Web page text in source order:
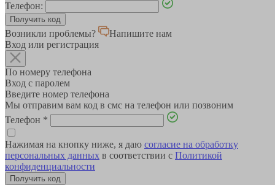
Телефон:
Возникли проблемы?
Напишите нам
Вход или регистрация
По номеру телефона
Вход с паролем
Введите номер телефона
Мы отправим вам код в смс на телефон или позвоним
Телефон *
Нажимая на кнопку ниже, я даю согласие на обработку
персональных данных в соответствии с Политикой
конфиденциальности